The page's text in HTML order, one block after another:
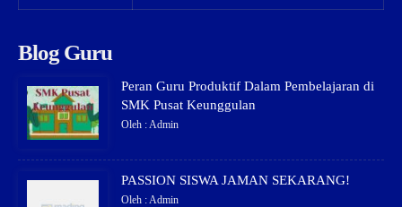
Blog Guru
Peran Guru Produktif Dalam Pembelajaran di
SMK Pusat Keunggulan
Oleh : Admin
PASSION SISWA JAMAN SEKARANG!
Oleh : Admin